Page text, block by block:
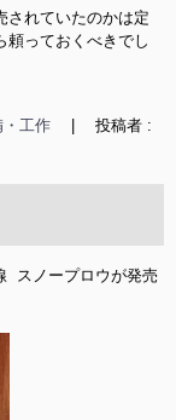
されていたのかは定
頼っておくべきでし
工作
投稿者 :
スノープロウが発売